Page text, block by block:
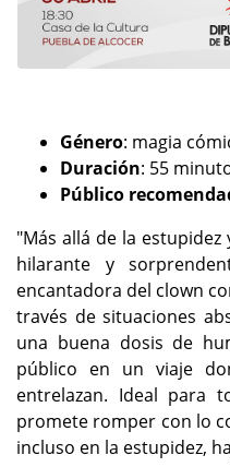
Género: magia
Duración: 55
Público
"Más allá de la
hilarante y
encantadora del clown
través de situaciones
una buena dosis de
público en un viaje
entrelazan. Ideal para
promete romper con lo
incluso en la estupidez,